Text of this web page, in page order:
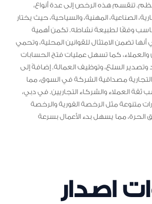
تنقسم هذه الرخص إلى عدة أنواع،
الصناعية، المهنية، والسياحية، حيث يختار
وفقًا لطبيعة نشاطه. تكمن أهمية
تضمن الامتثال للقوانين المحلية، وتحمي
كما تسهل عمليات فتح الحسابات
وتصدير السلع، وتوظيف العمالة. إضافةً إلى
مصداقية الشركة في السوق، مما
العملاء والشركاء التجاريين. في دبي،
متنوعة مثل الرخصة الفورية والرخصة
مما يسهل بدء الأعمال بسرعة
اصدار